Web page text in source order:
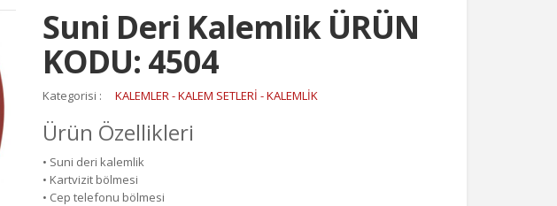
Suni Deri Kalemlik ÜRÜN
KODU: 4504
Kategorisi : KALEMLER - KALEM SETLERİ - KALEMLİK
Ürün Özellikleri
• Suni deri kalemlik
• Kartvizit bölmesi
• Cep telefonu bölmesi